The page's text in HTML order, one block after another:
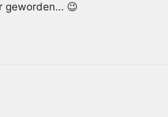
geworden… 😉